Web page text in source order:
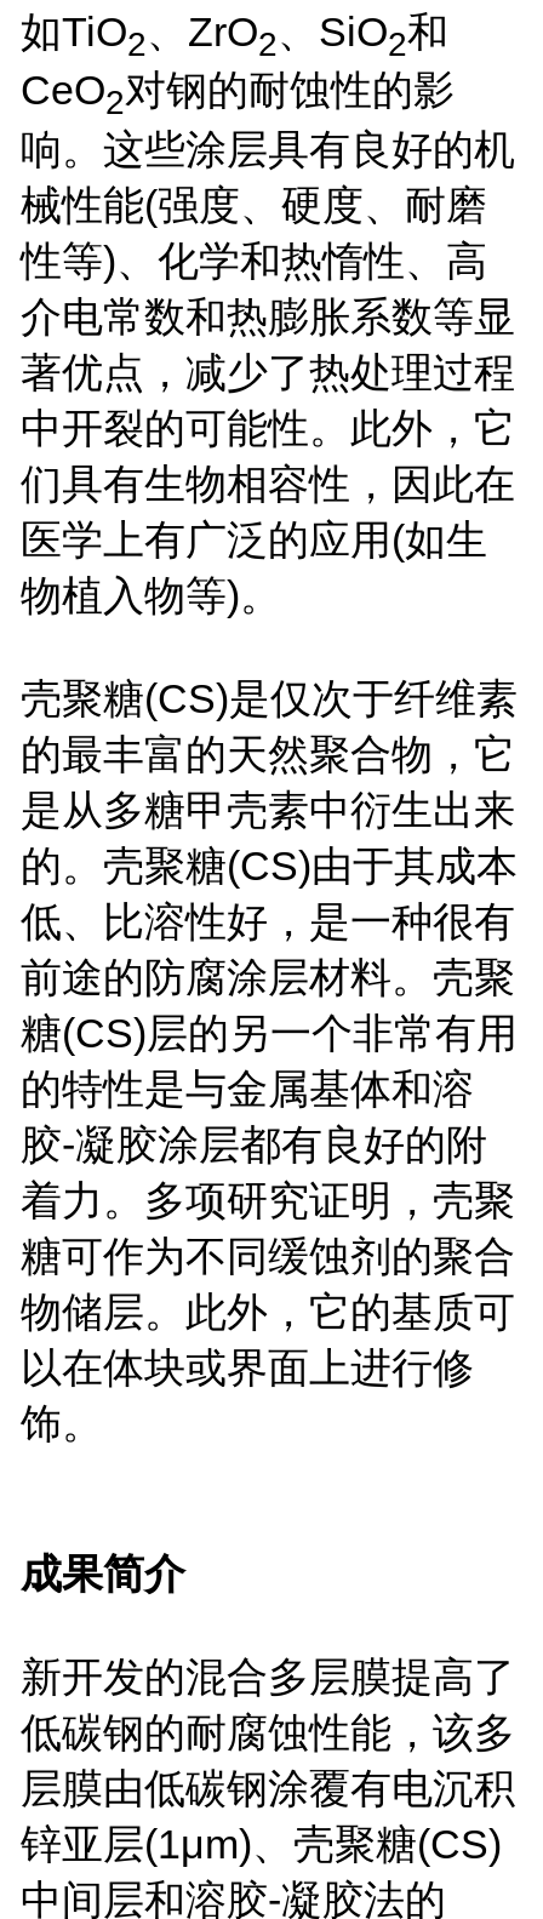
如TiO2、ZrO2、SiO2和
CeO2对钢的耐蚀性的影
响。这些涂层具有良好的机
械性能(强度、硬度、耐磨
性等)、化学和热惰性、高
介电常数和热膨胀系数等显
著优点，减少了热处理过程
中开裂的可能性。此外，它
们具有生物相容性，因此在
医学上有广泛的应用(如生
物植入物等)。
壳聚糖(CS)是仅次于纤维素
的最丰富的天然聚合物，它
是从多糖甲壳素中衍生出来
的。壳聚糖(CS)由于其成本
低、比溶性好，是一种很有
前途的防腐涂层材料。壳聚
糖(CS)层的另一个非常有用
的特性是与金属基体和溶
胶-凝胶涂层都有良好的附
着力。多项研究证明，壳聚
糖可作为不同缓蚀剂的聚合
物储层。此外，它的基质可
以在体块或界面上进行修
饰。
成果简介
新开发的混合多层膜提高了
低碳钢的耐腐蚀性能，该多
层膜由低碳钢涂覆有电沉积
锌亚层(1μm)、壳聚糖(CS)
中间层和溶胶-凝胶法的